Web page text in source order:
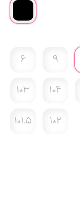
9
6
4*1
3*1
2*1
1.5*1